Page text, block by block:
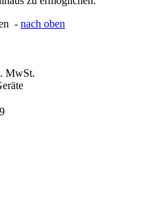
- nach oben
MwSt.